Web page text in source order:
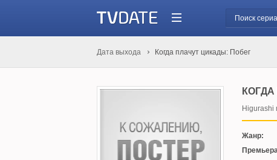
Дата выхода Когда плачут цикады: Побег
Higurashi
Жанр: